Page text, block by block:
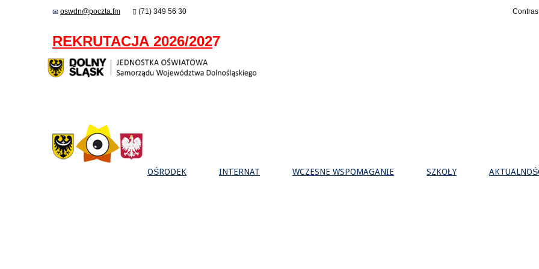
oswdn@poczta.fm (71) 349 56 30
REKRUTACJA 2026/2027
OŚRODEK INTERNAT WCZESNE WSPOMAGANIE SZKOŁY